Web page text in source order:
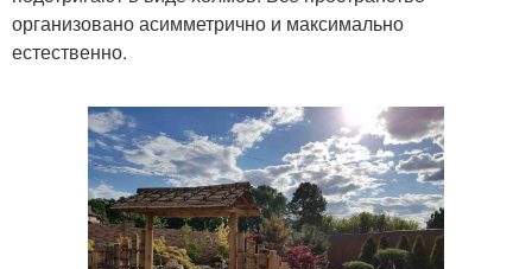
организовано асимметрично и максимально
естественно.